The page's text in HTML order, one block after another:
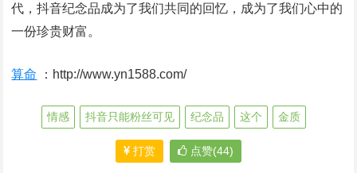
代，抖音纪念品成为了我们共同的回忆，成为了我们心中的
一份珍贵财富。
算命 ：http://www.yn1588.com/
情感 抖音只能粉丝可见 纪念品 这个 金质
打赏 点赞(44)